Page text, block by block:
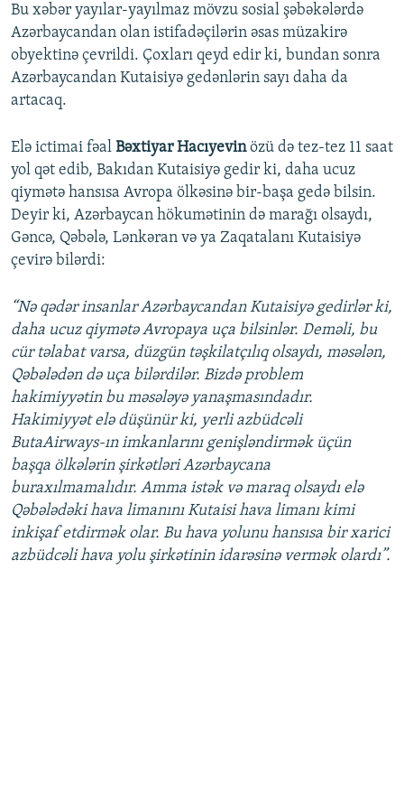
Bu xəbər yayılar-yayılmaz mövzu sosial şəbəkələrdə
Azərbaycandan olan istifadəçilərin əsas müzakirə
obyektinə çevrildi. Çoxları qeyd edir ki, bundan sonra
Azərbaycandan Kutaisiyə gedənlərin sayı daha da
artacaq.
Elə ictimai fəal Bəxtiyar Hacıyevinözü də tez-tez 11 saat
yol qət edib, Bakıdan Kutaisiyə gedir ki, daha ucuz
qiymətə hansısa Avropa ölkəsinə bir-başa gedə bilsin.
Deyir ki, Azərbaycan hökumətinin də marağı olsaydı,
Gəncə, Qəbələ, Lənkəran və ya Zaqatalanı Kutaisiyə
çevirə bilərdi:
“Nə qədər insanlar Azərbaycandan Kutaisiyə gedirlər ki,
daha ucuz qiymətə Avropaya uça bilsinlər. Deməli, bu
cür təlabat varsa, düzgün təşkilatçılıq olsaydı, məsələn,
Qəbələdən də uça bilərdilər. Bizdə problem
hakimiyyətin bu məsələyə yanaşmasındadır.
Hakimiyyət elə düşünür ki, yerli azbüdcəli
ButaAirways-ın imkanlarını genişləndirmək üçün
başqa ölkələrin şirkətləri Azərbaycana
buraxılmamalıdır. Amma istək və maraq olsaydı elə
Qəbələdəki hava limanını Kutaisi hava limanı kimi
inkişaf etdirmək olar. Bu hava yolunu hansısa bir xarici
azbüdcəli hava yolu şirkətinin idarəsinə vermək olardı”.